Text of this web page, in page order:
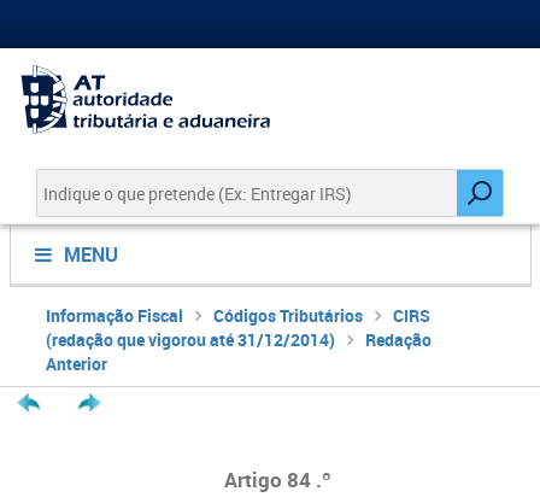
MENU
Informação Fiscal Códigos Tributários
CIRS
(redação que vigorou até 31/12/2014)
Redação
Anterior
Artigo 84 .º